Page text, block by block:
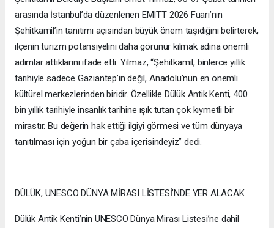
arasında İstanbul’da düzenlenen EMITT 2026 Fuarı’nın
Şehitkamil’in tanıtımı açısından büyük önem taşıdığını belirterek,
ilçenin turizm potansiyelini daha görünür kılmak adına önemli
adımlar attıklarını ifade etti. Yılmaz, “Şehitkamil, binlerce yıllık
tarihiyle sadece Gaziantep’in değil, Anadolu’nun en önemli
kültürel merkezlerinden biridir. Özellikle Dülük Antik Kenti, 400
bin yıllık tarihiyle insanlık tarihine ışık tutan çok kıymetli bir
mirastır. Bu değerin hak ettiği ilgiyi görmesi ve tüm dünyaya
tanıtılması için yoğun bir çaba içerisindeyiz” dedi.
DÜLÜK, UNESCO DÜNYA MİRASI LİSTESİ’NDE YER ALACAK
Dülük Antik Kenti’nin UNESCO Dünya Mirası Listesi’ne dahil